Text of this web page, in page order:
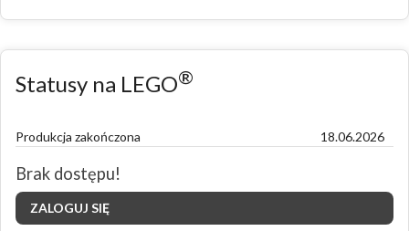
Statusy na LEGO®
Produkcja zakończona 18.06.2026
Brak dostępu!
ZALOGUJ SIĘ